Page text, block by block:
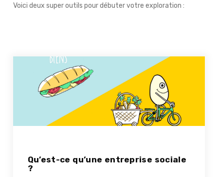
Voici deux super outils pour débuter votre exploration :
Qu’est-ce qu’une entreprise sociale
?